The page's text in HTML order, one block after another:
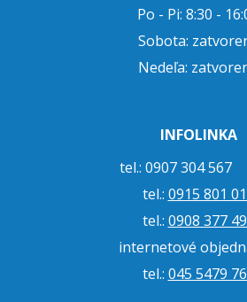
Po - Pi: 8:30 -
Sobota:
Nedeľa:
INFOLINKA
tel.: 0907 304
tel.: 0915 801
tel.: 0908 377
internetové
tel.: 045 5479